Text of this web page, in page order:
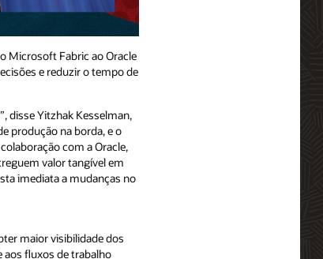
Microsoft Fabric ao Oracle
e reduzir o tempo de
disse Yitzhak Kesselman,
produção na borda, e o
com a Oracle,
valor tangível em
imediata a mudanças no
maior visibilidade dos
aos fluxos de trabalho